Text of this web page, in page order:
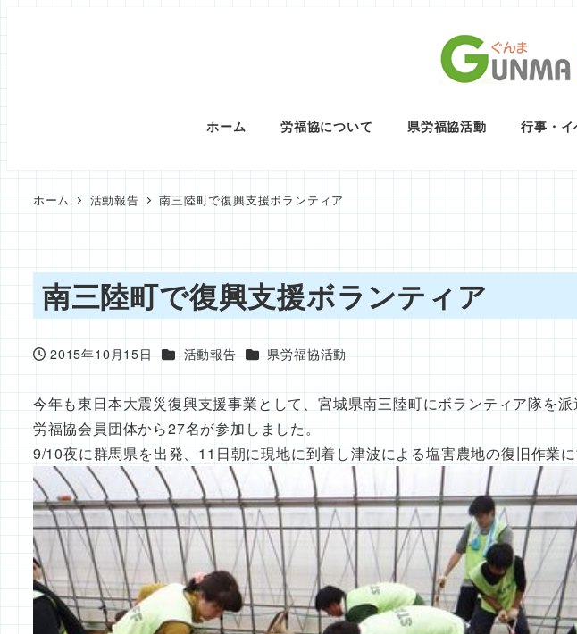
メ
ン
コ
テ
ン
ツ
へ
動
ホーム 労福協について 県労福協活動 行事・
ホーム 活動報告 南三陸町で復興支援ボランティア
南三陸町で復興支援ボランティア
投稿日
2015年10月15日 カテゴリー
活動報告 カテゴリー
県労福協活動
今年も東日本大震災復興支援事業として、宮城県南三陸町にボランティア隊を派
労福協会員団体から27名が参加しました。
9/10夜に群馬県を出発、11日朝に現地に到着し津波による塩害農地の復旧作業